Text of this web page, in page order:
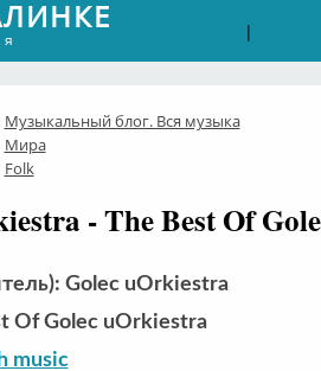
|
Музыкальный блог. Вся музыка
Мира
Folk
- The Best Of
Golec uOrkiestra
Of Golec uOrkiestra
music